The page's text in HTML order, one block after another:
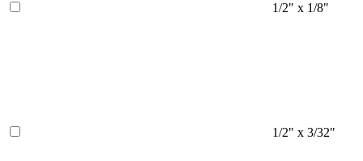
1/2" х 1/8"
1/2" х 3/32"